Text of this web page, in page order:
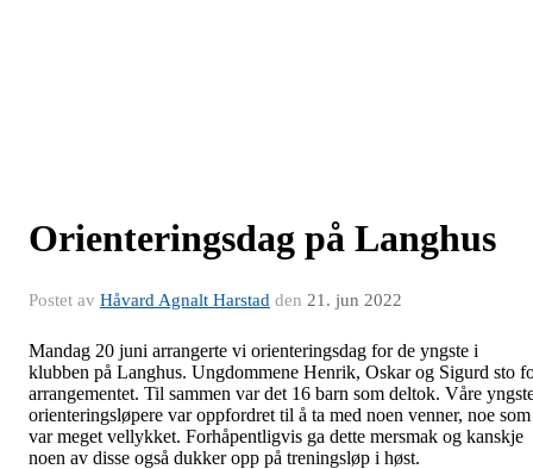
Orienteringsdag på Langhus
Postet av Håvard Agnalt Harstad den 21. jun 2022
Mandag 20 juni arrangerte vi orienteringsdag for de yngste i
klubben på Langhus. Ungdommene Henrik, Oskar og Sigurd sto
arrangementet. Til sammen var det 16 barn som deltok. Våre
orienteringsløpere var oppfordret til å ta med noen venner, noe som
var meget vellykket. Forhåpentligvis ga dette mersmak og kanskje
noen av disse også dukker opp på treningsløp i høst.